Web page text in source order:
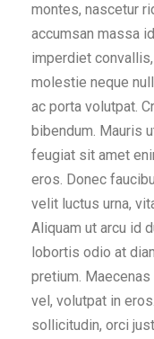
montes, nascetur
accumsan massa
imperdiet
molestie neque
ac porta volutpat.
bibendum. Mauris
feugiat sit amet
eros. Donec
velit luctus urna,
Aliquam ut arcu id
lobortis odio at
pretium.
vel, volutpat in
sollicitudin, orci